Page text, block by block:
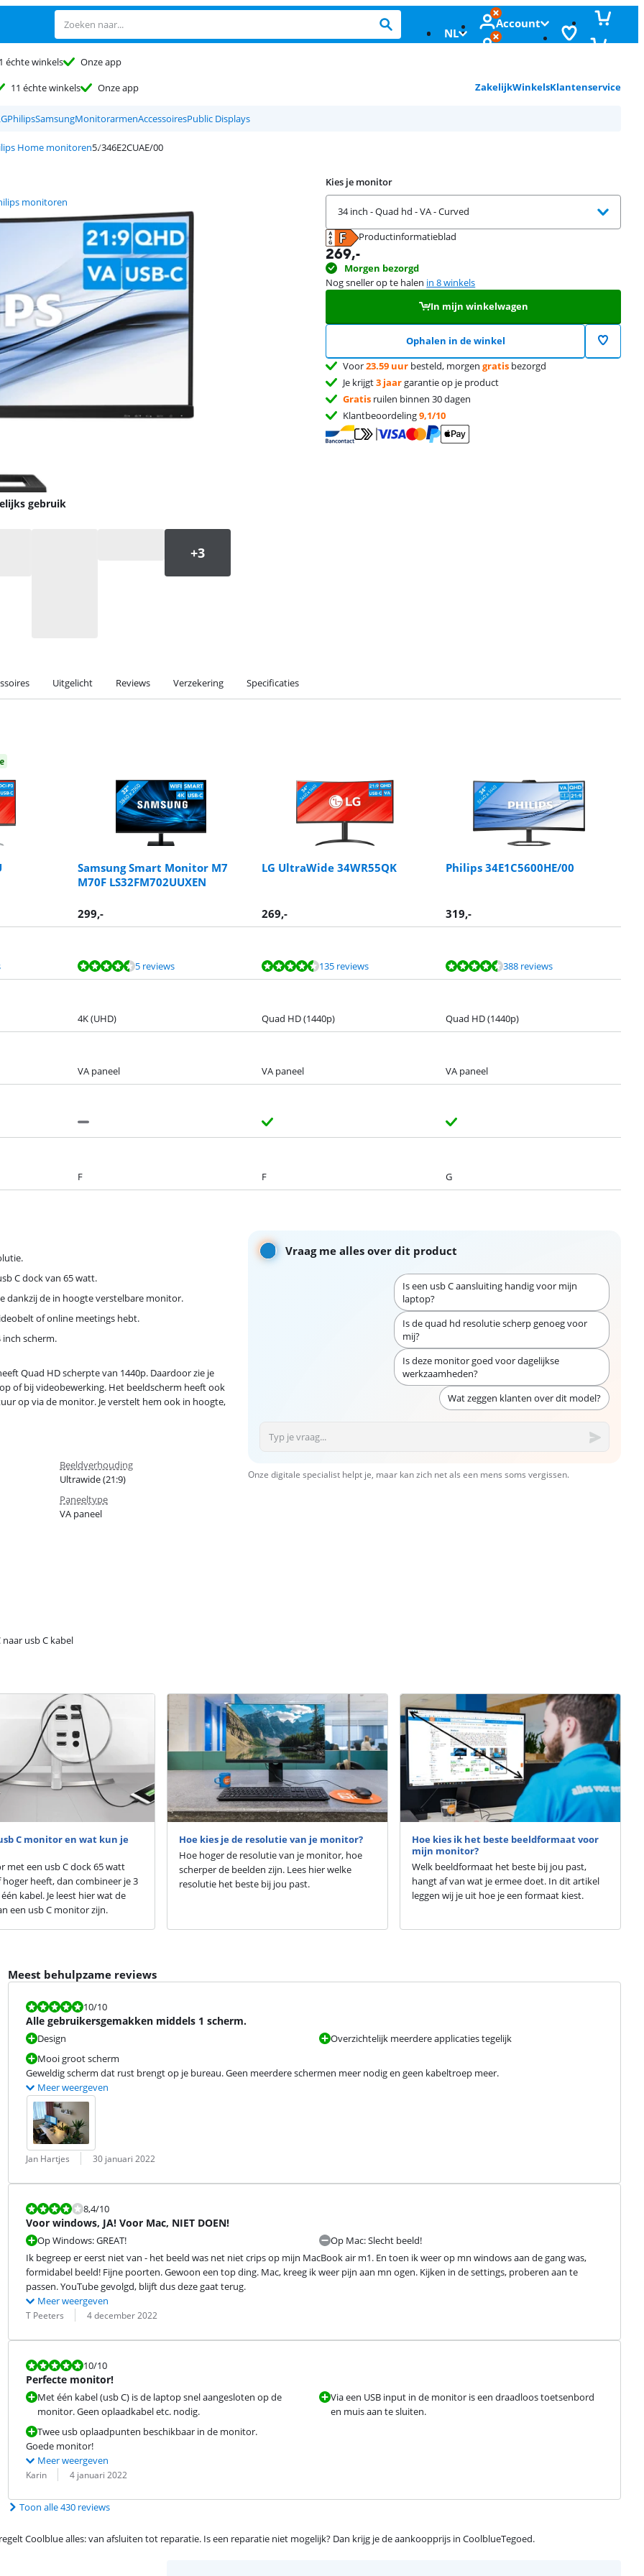
NL
Account
échte winkels
Onze app
11 échte winkels Onze app ZakelijkWinkelsKlantenservice
PhilipsSamsungMonitorarmenAccessoiresPublic Displays
Home monitoren 346E2CUAE/00
monitoren
gebruik
Kies je monitor
34 inch - Quad hd - VA - Curved
Productinformatieblad
opent in nieuw tabblad
269,-
Morgen bezorgd
Nog sneller op te halen in 8 winkels
In mijn winkelwagen
Ophalen in de winkel
Voor23.59 uur besteld, morgengratis bezorgd
Je krijgt3 jaargarantie op je product
Gratis ruilen binnen 30 dagen
Klantbeoordeling9,1/10
Uitgelicht Reviews Verzekering Specificaties
Samsung Smart Monitor M7
M70F LS32FM702UUXEN
LG UltraWide 34WR55QK Philips 34E1C5600HE/00
299,- 269,- 319,-
5 reviews 135 reviews 388 reviews
4K (UHD) Quad HD (1440p) Quad HD (1440p)
VA paneel VA paneel VA paneel
F F G
Vraag me alles over dit product
Is een usb C aansluiting handig voor mijn
laptop?
Is de quad hd resolutie scherp genoeg voor
mij?
Is deze monitor goed voor dagelijkse
werkzaamheden?
Wat zeggen klanten over dit model?
Onze digitale specialist helpt je, maar kan zich net als een mens soms vergissen.
C dock van 65 watt.
dankzij de in hoogte verstelbare monitor.
of online meetings hebt.
scherm.
Quad HD scherpte van 1440p. Daardoor zie je
of bij videobewerking. Het beeldscherm heeft ook
op via de monitor. Je verstelt hem ook in hoogte,
Beeldverhouding
Ultrawide (21:9)
Paneeltype
VA paneel
naar usb C kabel
C monitor en wat kun je
met een usb C dock 65 watt
heeft, dan combineer je 3
kabel. Je leest hier wat de
een usb C monitor zijn.
Hoe kies je de resolutie van je monitor?
Hoe hoger de resolutie van je monitor, hoe
scherper de beelden zijn. Lees hier welke
resolutie het beste bij jou past.
Hoe kies ik het beste beeldformaat voor
mijn monitor?
Welk beeldformaat het beste bij jou past,
hangt af van wat je ermee doet. In dit artikel
leggen wij je uit hoe je een formaat kiest.
Meest behulpzame reviews
Beoordeling is 10 van de 10.
10/10
Alle gebruikersgemakken middels 1 scherm.
Design
Mooi groot scherm
Overzichtelijk meerdere applicaties tegelijk
Geweldig scherm dat rust brengt op je bureau. Geen meerdere schermen meer nodig en geen kabeltroep meer.
Meer weergeven
Beoordeling door:
Jan Hartjes
Datum: 30 januari 2022
Beoordeling is 8,4 van de 10.
8,4/10
Voor windows, JA! Voor Mac, NIET DOEN!
Op Windows: GREAT!
Op Mac: Slecht beeld!
Ik begreep er eerst niet van - het beeld was net niet crips op mijn MacBook air m1. En toen ik weer op mn windows aan de gang was,
formidabel beeld! Fijne poorten. Gewoon een top ding. Mac, kreeg ik weer pijn aan mn ogen. Kijken in de settings, proberen aan te
passen. YouTube gevolgd, blijft dus deze gaat terug.
Meer weergeven
Beoordeling door:
T Peeters
Datum: 4 december 2022
Beoordeling is 10 van de 10.
10/10
Perfecte monitor!
Met één kabel (usb C) is de laptop snel aangesloten op de
monitor. Geen oplaadkabel etc. nodig.
Twee usb oplaadpunten beschikbaar in de monitor.
Via een USB input in de monitor is een draadloos toetsenbord
en muis aan te sluiten.
Goede monitor!
Meer weergeven
Beoordeling door:
Karin
Datum: 4 januari 2022
Toon alle 430 reviews
Coolblue alles: van afsluiten tot reparatie. Is een reparatie niet mogelijk? Dan krijg je de aankoopprijs in CoolblueTegoed.